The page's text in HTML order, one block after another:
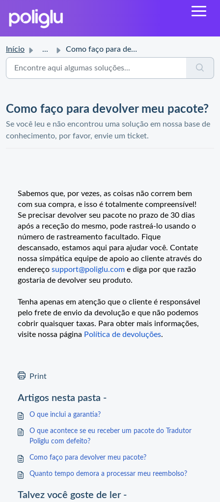
Início ... Como faço para devolver meu pacote?
Como faço para devolver meu pacote?
Se você leu e não encontrou uma solução em nossa base de
conhecimento, por favor, envie um ticket.
Sabemos que, por vezes, as coisas não correm bem
com sua compra, e isso é totalmente compreensível!
Se precisar devolver seu pacote no prazo de 30 dias
após a receção do mesmo, pode rastreá-lo usando o
número de rastreamento facultado. Fique
descansado, estamos aqui para ajudar você. Contate
nossa simpática equipe de apoio ao cliente através do
endereço support@poliglu.com e diga por que razão
gostaria de devolver seu produto.
Tenha apenas em atenção que o cliente é responsável
pelo frete de envio da devolução e que não podemos
cobrir quaisquer taxas. Para obter mais informações,
visite nossa página Política de devoluções.
Print
Artigos nesta pasta -
O que inclui a garantia?
O que acontece se eu receber um pacote do Tradutor
Poliglu com defeito?
Como faço para devolver meu pacote?
Quanto tempo demora a processar meu reembolso?
Talvez você goste de ler -